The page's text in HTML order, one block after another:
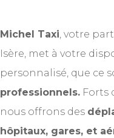
Michel Taxi, votre
Isère, met à votre
personnalisé, que ce
professionnels. Forts
nous offrons des
hôpitaux, gares, et